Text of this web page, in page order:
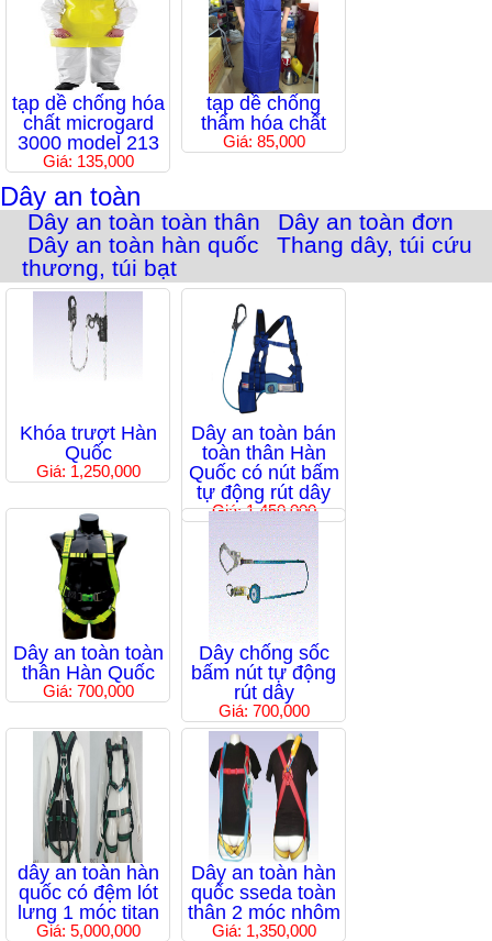
tạp dề chống hóa
chất microgard
3000 model 213
Giá: 135,000
tạp dề chống
thấm hóa chất
Giá: 85,000
Dây an toàn
Dây an toàn toàn thân
Dây an toàn đơn
Dây an toàn hàn quốc
Thang dây, túi cứu
thương, túi bạt
Khóa trượt Hàn
Quốc
Giá: 1,250,000
Dây an toàn bán
toàn thân Hàn
Quốc có nút bấm
tự động rút dây
Giá: 1,450,000
Dây an toàn toàn
thân Hàn Quốc
Giá: 700,000
Dây chống sốc
bấm nút tự động
rút dây
Giá: 700,000
dây an toàn hàn
quốc có đệm lót
lưng 1 móc titan
Giá: 5,000,000
Dây an toàn hàn
quốc sseda toàn
thân 2 móc nhôm
Giá: 1,350,000